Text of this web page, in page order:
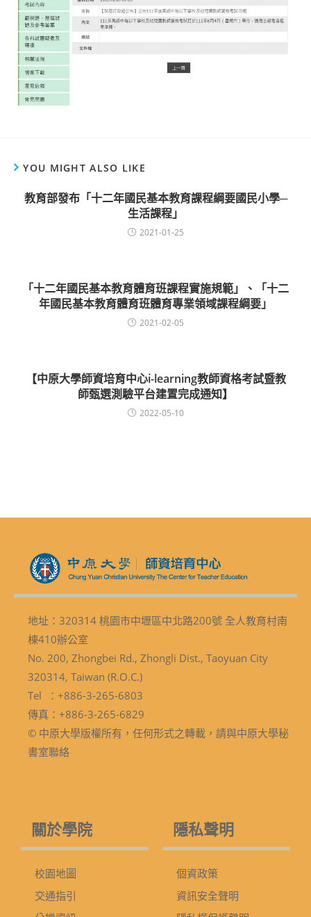
YOU MIGHT ALSO LIKE
教育部發布「十二年國民基本教育課程綱要國民小學─
生活課程」
2021-01-25
「十二年國民基本教育體育班課程實施規範」、「十二
年國民基本教育體育班體育專業領域課程綱要」
2021-02-05
【中原大學師資培育中心i-learning教師資格考試暨教
師甄選測驗平台建置完成通知】
2022-05-10
地址：320314 桃園市中壢區中北路200號 全人教育村南
棟410辦公室
No. 200, Zhongbei Rd., Zhongli Dist., Taoyuan City
320314, Taiwan (R.O.C.)
Tel ：+886-3-265-6803
傳真：+886-3-265-6829
© 中原大學版權所有，任何形式之轉載，請與中原大學秘
書室聯絡
關於學院
校園地圖
交通指引
隱私聲明
個資政策
資訊安全聲明